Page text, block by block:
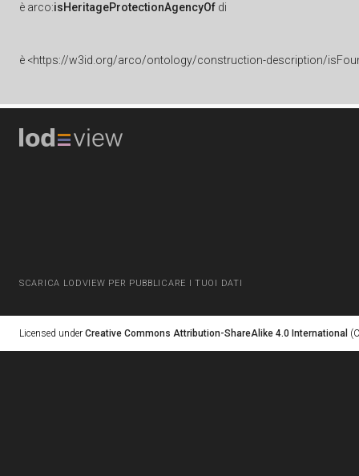
è arco:isHeritageProtectionAgencyOf di
è <https://w3id.org/arco/ontology/construction-description/
SCARICA LODVIEW PER PUBBLICARE I TUOI DATI
Licensed under Creative Commons Attribution-ShareAlike 4.0 International